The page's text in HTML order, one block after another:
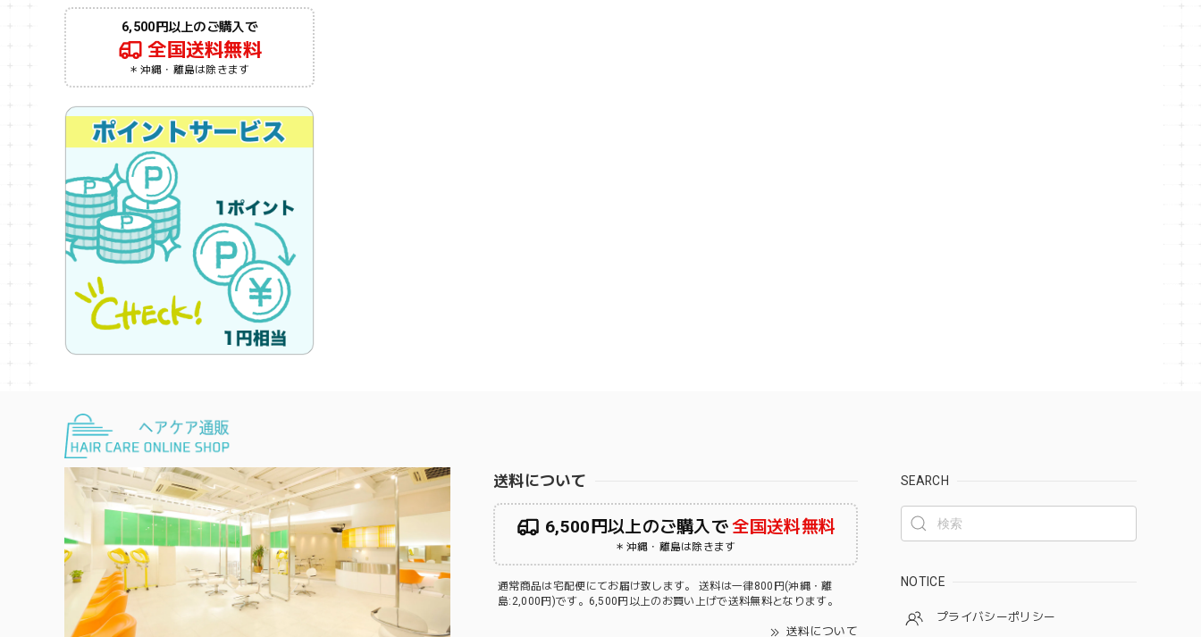
6,500円以上のご購入で
全国送料無料
＊沖縄・離島は除きます
送料について
6,500円以上のご購入で全国送料無料
＊沖縄・離島は除きます
通常商品は宅配便にてお届け致します。 送料は一律800円(沖縄・離
島:2,000円)です。6,500円以上のお買い上げで送料無料となります。
送料について
SEARCH
NOTICE
プライバシーポリシー